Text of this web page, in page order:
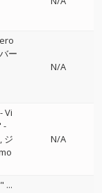
ー
N/A
Vi
-
ジ
N/A
...